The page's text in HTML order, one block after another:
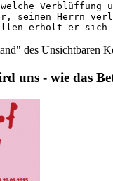
Verblüffung
seinen Herrn
erholt er sich
des Unsichtbaren
uns - wie das